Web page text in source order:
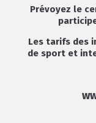
Prévoyez le
Les tarifs des
de sport et